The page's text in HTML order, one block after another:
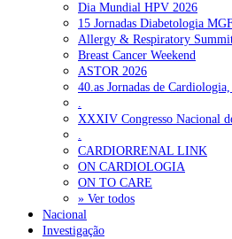
Dia Mundial HPV 2026
15 Jornadas Diabetologia
Allergy & Respiratory
Breast Cancer Weekend
ASTOR 2026
40.as Jornadas de
.
XXXIV Congresso Nacional
.
CARDIORRENAL LINK
ON CARDIOLOGIA
ON TO CARE
» Ver todos
Nacional
Investigação